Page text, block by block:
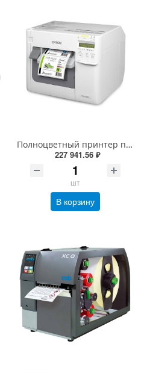
Полноцветный принтер печати этикеток Epson C3500 ColorWorks (TM-C3500-012CD) (720 dpi, 112 мм, USB, Ethernet, CMYK)
227 941.56 ₽
шт
В корзину